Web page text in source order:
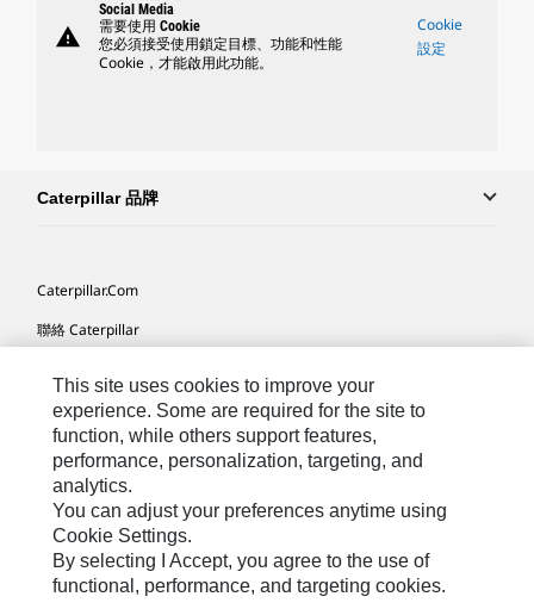
warning
Social Media
需要使用 Cookie
您必須接受使用鎖定目標、功能和性能
Cookie，才能啟用此功能。
Cookie
設定
Caterpillar 品牌
Caterpillar.com
聯絡 Caterpillar
網站地圖
Cookie Settings
法律
隱私權
關於 Cat
This site uses cookies to improve your
experience. Some are required for the site to
function, while others support features,
performance, personalization, targeting, and
analytics.
You can adjust your preferences anytime using
Cookie Settings.
By selecting I Accept, you agree to the use of
functional, performance, and targeting cookies.